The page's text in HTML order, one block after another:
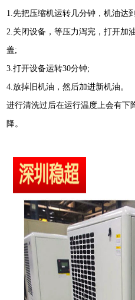
1.先把压缩机运转几分钟，机油达
2.关闭设备，等压力泻完，打开加
盖;
3.打开设备运转30分钟;
4.放掉旧机油，然后加进新机油。
进行清洗过后在运行温度上会有下
降。